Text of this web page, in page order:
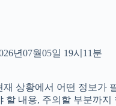
년07월05일 19시11분
상황에서 어떤 정보가
할 내용, 주의할 부분까